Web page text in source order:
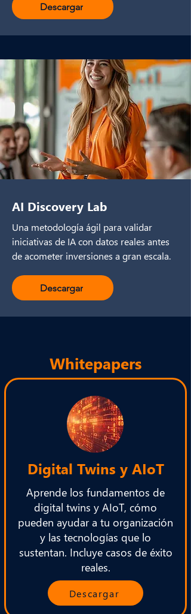
Descargar
AI Discovery Lab
Una metodología ágil para validar
iniciativas de IA con datos reales antes
de acometer inversiones a gran escala.
Descargar
Whitepapers
Digital Twins y AIoT
Aprende los fundamentos de
digital twins y AIoT, cómo
pueden ayudar a tu organización
y las tecnologías que lo
sustentan. Incluye casos de éxito
reales.
Descargar